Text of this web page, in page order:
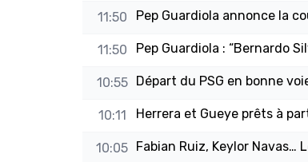
11:50 Pep Guardiola annonce la
11:50 Pep Guardiola : “Bernardo
10:55 Départ du PSG en bonne
10:11 Herrera et Gueye prêts à
10:05 Fabian Ruiz, Keylor Navas…